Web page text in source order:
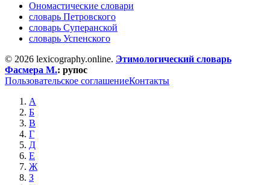
Ономастические словари
словарь Петровского
словарь Суперанской
словарь Успенского
© 2026 lexicography.online. Этимологический словарь
Фасмера М.: рупос
Пользовательское соглашениеКонтакты
А
Б
В
Г
Д
Е
Ж
З